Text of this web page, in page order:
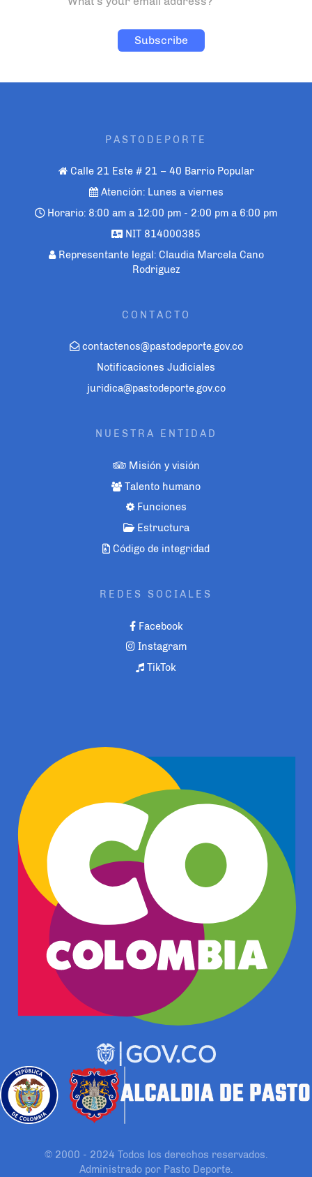
PASTODEPORTE
Calle 21 Este # 21 – 40 Barrio Popular
Atención: Lunes a viernes
Horario: 8:00 am a 12:00 pm - 2:00 pm a 6:00 pm
NIT 814000385
Representante legal: Claudia Marcela Cano
Rodriguez
CONTACTO
contactenos@pastodeporte.gov.co
Notificaciones Judiciales
juridica@pastodeporte.gov.co
NUESTRA ENTIDAD
Misión y visión
Talento humano
Funciones
Estructura
Código de integridad
REDES SOCIALES
Facebook
Instagram
TikTok
© 2000 - 2024 Todos los derechos reservados.
Administrado por Pasto Deporte.